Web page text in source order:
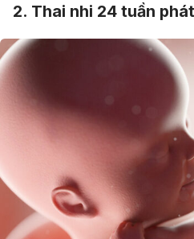
2. Thai nhi 24 tuần